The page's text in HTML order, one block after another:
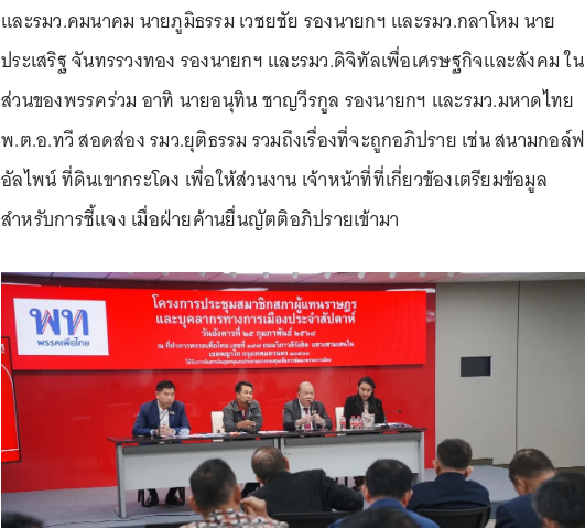
และรมว.คมนาคม นายภูมิธรรม เวชยชัย รองนายกฯ และรมว.กลาโหม นาย
ประเสริฐ จันทรรวงทอง รองนายกฯ และรมว.ดิจิทัลเพื่อเศรษฐกิจและสังคม ใน
ส่วนของพรรคร่วม อาทิ นายอนุทิน ชาญวีรกูล รองนายกฯ และรมว.มหาดไทย
พ.ต.อ.ทวี สอดส่อง รมว.ยุติธรรม รวมถึงเรื่องที่จะถูกอภิปราย เช่น สนามกอล์ฟ
อัลไพน์ ที่ดินเขากระโดง เพื่อให้ส่วนงาน เจ้าหน้าที่ที่เกี่ยวข้องเตรียมข้อมูล
สำหรับการชี้แจง เมื่อฝ่ายค้านยื่นญัตติอภิปรายเข้ามา